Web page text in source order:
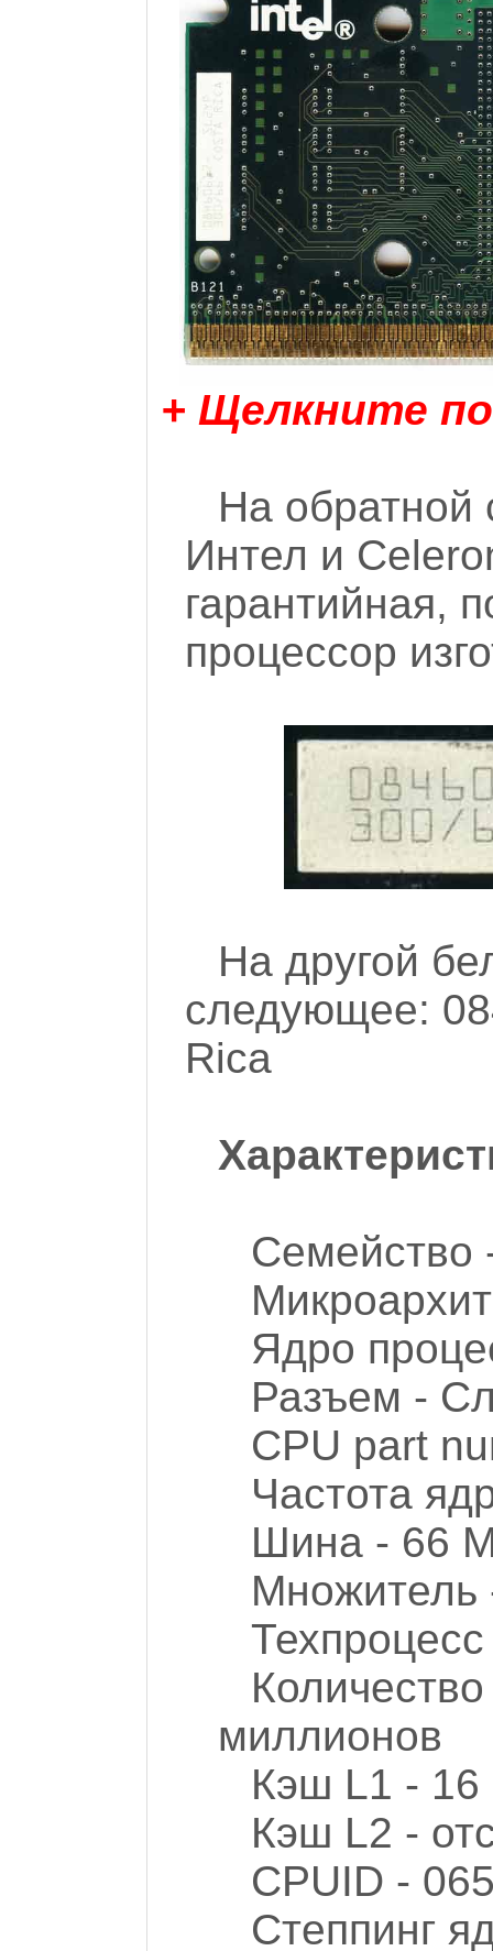
+ Щелкните
На обратной
Интел и
гарантийная,
процессор
На другой
следующее:
Rica
Семейство
Ядро
Разъем -
CPU part
Частота
Шина - 66
Множитель
миллионов
Кэш L1 - 16
Кэш L2 -
CPUID -
Степпинг